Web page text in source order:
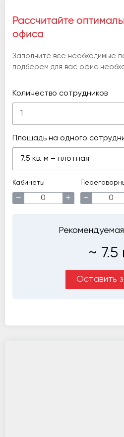
Рассчитайте
офиса
Заполните все необходимые
подберем для вас офис
Количество сотрудников
Площадь на одного
7.5 кв. м – плотная
Кабинеты
− + −
~ 7.5
Оставить